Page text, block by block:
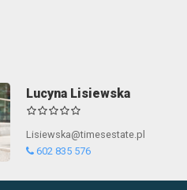
Lucyna Lisiewska
Lisiewska@timesestate.pl
602 835 576